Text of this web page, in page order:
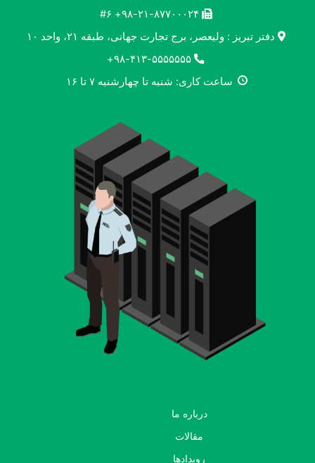
دفتر تبریز : ولیعصر، برج تجارت جهانی، طبقه ۲۱، واحد ۱۰
ساعت کاری: شنبه تا چهارشنبه ۷ تا ۱۶
درباره ما
مقالات
رویدادها